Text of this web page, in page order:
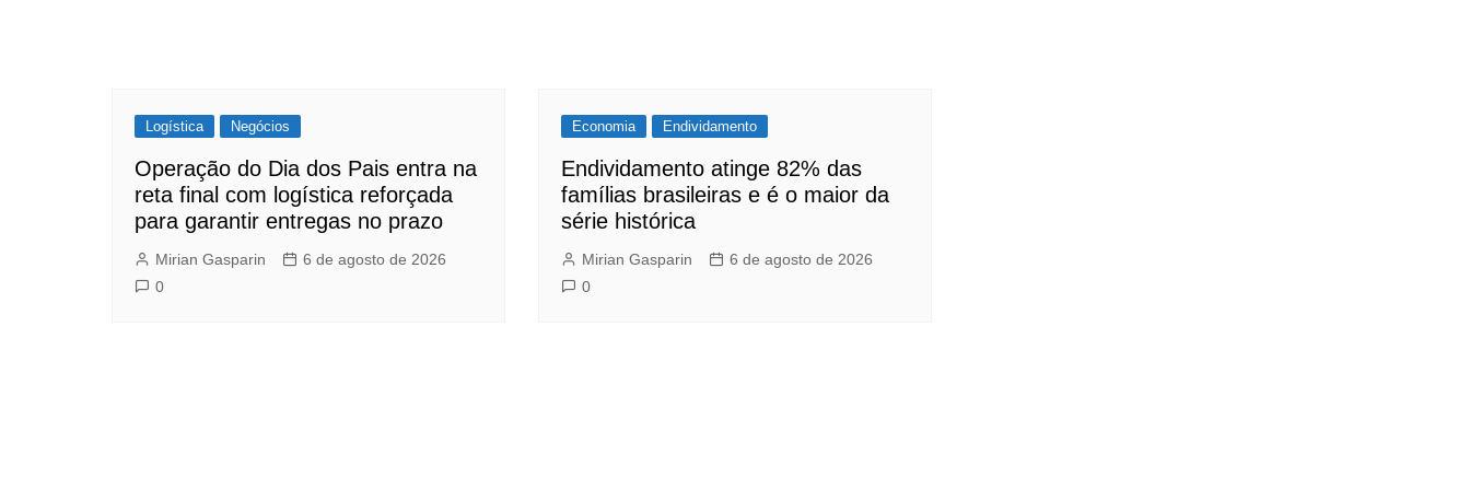
Logística Negócios
Operação do Dia dos Pais entra na
reta final com logística reforçada
para garantir entregas no prazo
Mirian Gasparin
6 de agosto de 2026
0
Economia Endividamento
Endividamento atinge 82% das
famílias brasileiras e é o maior da
série histórica
Mirian Gasparin
6 de agosto de 2026
0